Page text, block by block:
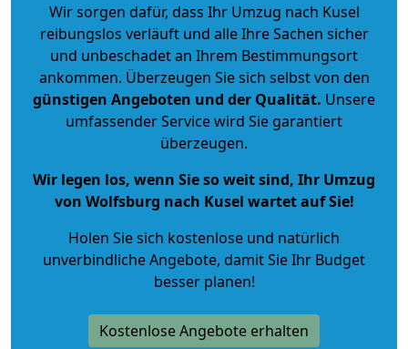
Wir sorgen dafür, dass Ihr Umzug nach Kusel
reibungslos verläuft und alle Ihre Sachen sicher
und unbeschadet an Ihrem Bestimmungsort
ankommen. Überzeugen Sie sich selbst von den
günstigen Angeboten und der Qualität. Unsere
umfassender Service wird Sie garantiert
überzeugen.
Wir legen los, wenn Sie so weit sind, Ihr Umzug
von Wolfsburg nach Kusel wartet auf Sie!
Holen Sie sich kostenlose und natürlich
unverbindliche Angebote, damit Sie Ihr Budget
besser planen!
Kostenlose Angebote erhalten